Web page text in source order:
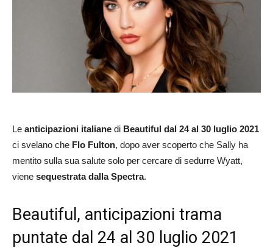
Le anticipazioni italiane di Beautiful dal 24 al 30 luglio 2021
ci svelano che Flo Fulton, dopo aver scoperto che Sally ha
mentito sulla sua salute solo per cercare di sedurre Wyatt,
viene sequestrata dalla Spectra.
Beautiful, anticipazioni trama
puntate dal 24 al 30 luglio 2021